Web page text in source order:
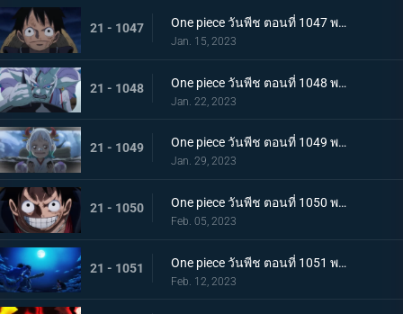
21 - 1047 One piece วันพีช ตอนที่ 1047 พากย์ไทย จงปีนขึ้นไปสู้รุ่งอรุณ! มังกรสีชมพูอาละวาด
Jan. 15, 2023
21 - 1048 One piece วันพีช ตอนที่ 1048 พากย์ไทย ไปสู่อนาคต! คำสาบานของยามาโตะกับสุดยอดนักดาบ
Jan. 22, 2023
21 - 1049 One piece วันพีช ตอนที่ 1049 พากย์ไทย ลูฟี่โบยบิน! ล้างแค้นร้อยอสูร
Jan. 29, 2023
21 - 1050 One piece วันพีช ตอนที่ 1050 พากย์ไทย มังกร 2 ตัวเผชิญหน้า! ความมุ่งมั่นของโมโมโนะสุเกะ!
Feb. 05, 2023
21 - 1051 One piece วันพีช ตอนที่ 1051 พากย์ไทย ตำนานกลับมาอีกครั้ง! หมัดของลูฟี่คำรามบนท้องฟ้า
Feb. 12, 2023